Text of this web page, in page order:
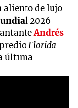
aliento de lujo
2026
Andrés
predioFlorida
última